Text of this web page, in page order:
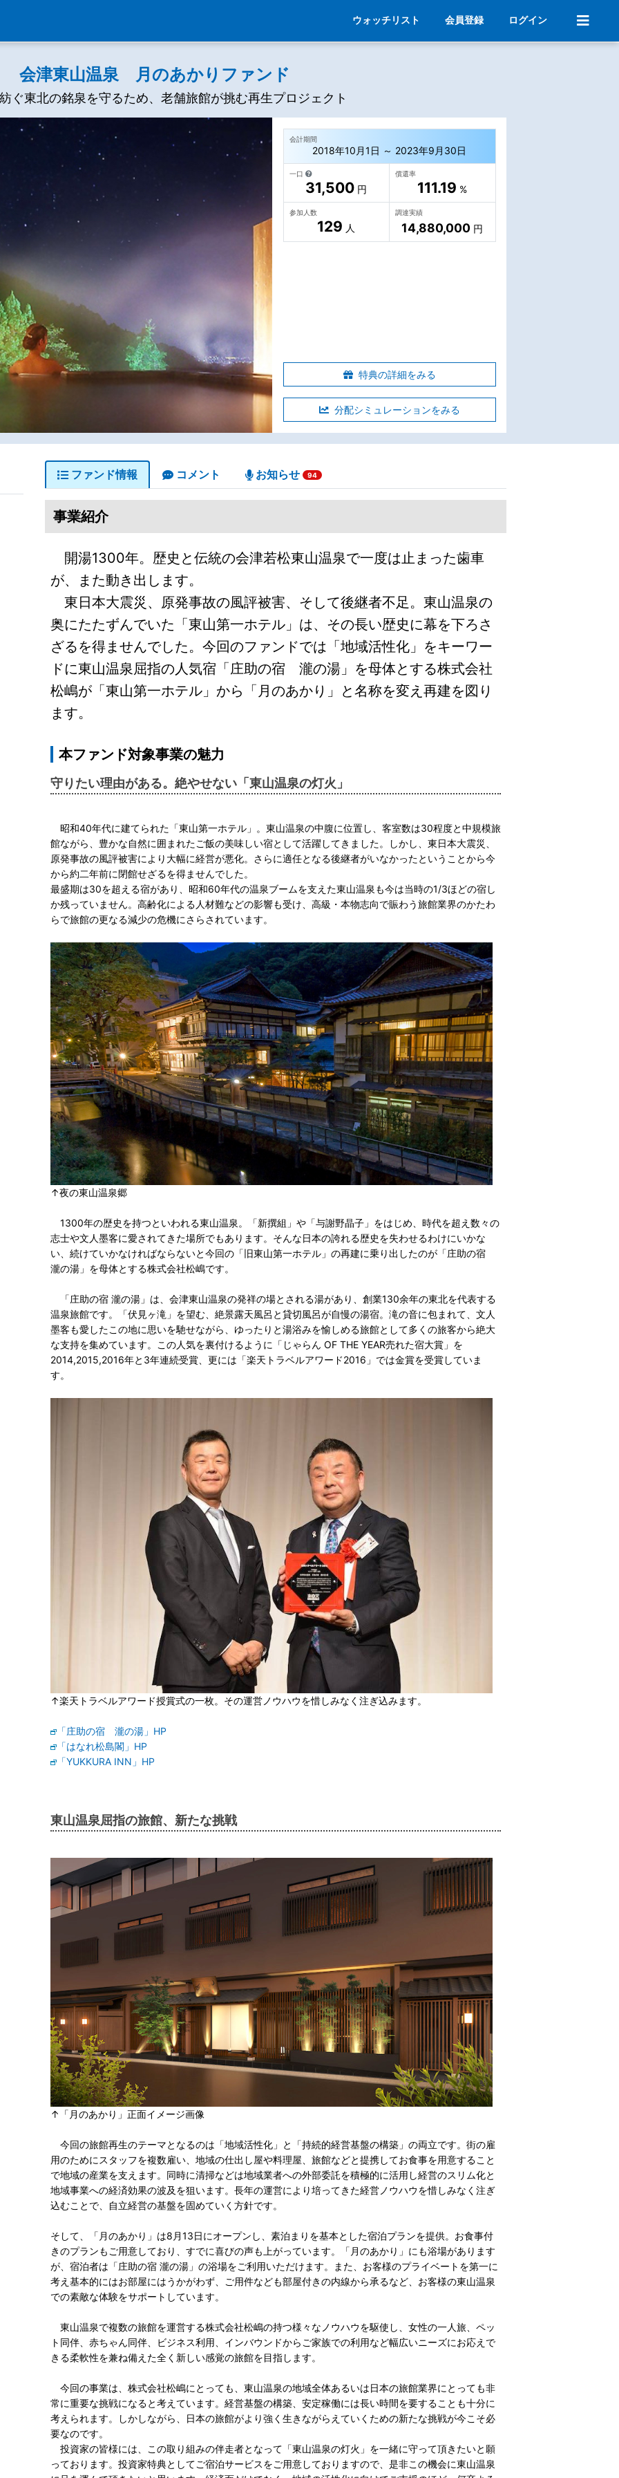
ウォッチリスト 会員登録 ログイン
会津東山温泉 月のあかりファンド
ぐ東北の銘泉を守るため、老舗旅館が挑む再生プロジェクト
会計期間
2018年10月1日 ～ 2023年9月30日
一口
31,500 円
償還率
111.19 %
参加人数
129 人
調達実績
14,880,000 円
特典の詳細をみる
分配シミュレーションをみる
ファンド情報 コメント お知らせ 94
事業紹介
開湯1300年。歴史と伝統の会津若松東山温泉で一度は止まった歯車
が、また動き出します。
東日本大震災、原発事故の風評被害、そして後継者不足。東山温泉の
奥にたたずんでいた「東山第一ホテル」は、その長い歴史に幕を下ろさ
ざるを得ませんでした。今回のファンドでは「地域活性化」をキーワー
ドに東山温泉屈指の人気宿「庄助の宿 瀧の湯」を母体とする株式会社
松嶋が「東山第一ホテル」から「月のあかり」と名称を変え再建を図り
ます。
本ファンド対象事業の魅力
守りたい理由がある。絶やせない「東山温泉の灯火」
昭和40年代に建てられた「東山第一ホテル」。東山温泉の中腹に位置し、客室数は30程度と中規模旅
館ながら、豊かな自然に囲まれたご飯の美味しい宿として活躍してきました。しかし、東日本大震災、
原発事故の風評被害により大幅に経営が悪化。さらに適任となる後継者がいなかったということから今
から約二年前に閉館せざるを得ませんでした。
最盛期は30を超える宿があり、昭和60年代の温泉ブームを支えた東山温泉も今は当時の1/3ほどの宿し
か残っていません。高齢化による人材難などの影響も受け、高級・本物志向で賑わう旅館業界のかたわ
らで旅館の更なる減少の危機にさらされています。
↑夜の東山温泉郷
1300年の歴史を持つといわれる東山温泉。「新撰組」や「与謝野晶子」をはじめ、時代を超え数々の
志士や文人墨客に愛されてきた場所でもあります。そんな日本の誇れる歴史を失わせるわけにいかな
い、続けていかなければならないと今回の「旧東山第一ホテル」の再建に乗り出したのが「庄助の宿
瀧の湯」を母体とする株式会社松嶋です。
「庄助の宿 瀧の湯」は、会津東山温泉の発祥の場とされる湯があり、創業130余年の東北を代表する
温泉旅館です。「伏見ヶ滝」を望む、絶景露天風呂と貸切風呂が自慢の湯宿。滝の音に包まれて、文人
墨客も愛したこの地に思いを馳せながら、ゆったりと湯浴みを愉しめる旅館として多くの旅客から絶大
な支持を集めています。この人気を裏付けるように「じゃらん OF THE YEAR売れた宿大賞」を
2014,2015,2016年と3年連続受賞、更には「楽天トラベルアワード2016」では金賞を受賞していま
す。
↑楽天トラベルアワード授賞式の一枚。その運営ノウハウを惜しみなく注ぎ込みます。
「庄助の宿 瀧の湯」HP
「はなれ松島閣」HP
「YUKKURA INN」HP
東山温泉屈指の旅館、新たな挑戦
↑「月のあかり」正面イメージ画像
今回の旅館再生のテーマとなるのは「地域活性化」と「持続的経営基盤の構築」の両立です。街の雇
用のためにスタッフを複数雇い、地域の仕出し屋や料理屋、旅館などと提携してお食事を用意すること
で地域の産業を支えます。同時に清掃などは地域業者への外部委託を積極的に活用し経営のスリム化と
地域事業への経済効果の波及を狙います。長年の運営により培ってきた経営ノウハウを惜しみなく注ぎ
込むことで、自立経営の基盤を固めていく方針です。
そして、「月のあかり」は8月13日にオープンし、素泊まりを基本とした宿泊プランを提供。お食事付
きのプランもご用意しており、すでに喜びの声も上がっています。「月のあかり」にも浴場があります
が、宿泊者は「庄助の宿 瀧の湯」の浴場をご利用いただけます。また、お客様のプライベートを第一に
考え基本的にはお部屋にはうかがわず、ご用件なども部屋付きの内線から承るなど、お客様の東山温泉
での素敵な体験をサポートしています。
東山温泉で複数の旅館を運営する株式会社松嶋の持つ様々なノウハウを駆使し、女性の一人旅、ペッ
ト同伴、赤ちゃん同伴、ビジネス利用、インバウンドからご家族での利用など幅広いニーズにお応えで
きる柔軟性を兼ね備えた全く新しい感覚の旅館を目指します。
今回の事業は、株式会社松嶋にとっても、東山温泉の地域全体あるいは日本の旅館業界にとっても非
常に重要な挑戦になると考えています。経営基盤の構築、安定稼働には長い時間を要することも十分に
考えられます。しかしながら、日本の旅館がより強く生きながらえていくための新たな挑戦が今こそ必
要なのです。
投資家の皆様には、この取り組みの伴走者となって「東山温泉の灯火」を一緒に守って頂きたいと願
っております。投資家特典としてご宿泊サービスをご用意しておりますので、是非この機会に東山温泉